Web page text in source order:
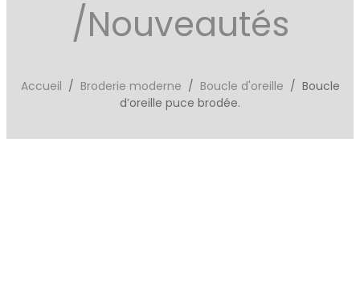
/Nouveautés
Accueil / Broderie moderne / Boucle d'oreille / Boucle
d’oreille puce brodée.